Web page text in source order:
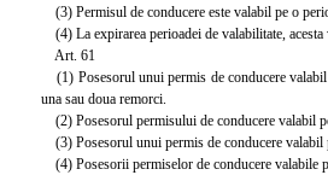
(3) Permisul de conducere este valabil pe o
(4) La expirarea perioadei de valabilitate,
Art. 61
(1) Posesorul unui permis de conducere
una sau doua remorci.
(2) Posesorul permisului de conducere valabil
(3) Posesorul unui permis de conducere valabil
(4) Posesorii permiselor de conducere valabile